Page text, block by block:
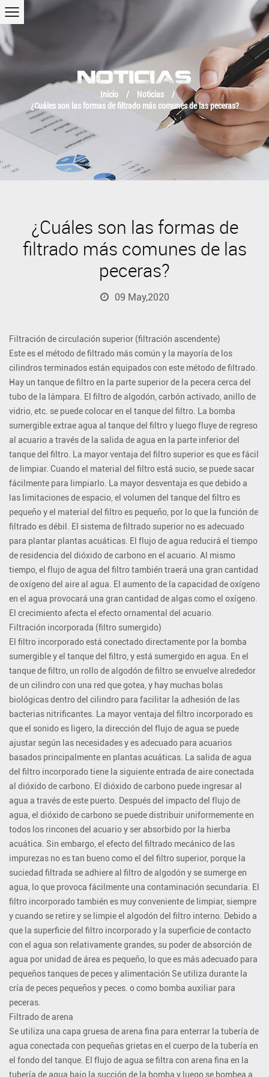
NOTICIAS
Inicio / Noticias
/
¿Cuáles son las formas de filtrado más comunes de las peceras?
¿Cuáles son las formas de
filtrado más comunes de las
peceras?
09 May,2020
Filtración de circulación superior (filtración ascendente)
Este es el método de filtrado más común y la mayoría de los
cilindros terminados están equipados con este método de filtrado.
Hay un tanque de filtro en la parte superior de la pecera cerca del
tubo de la lámpara. El filtro de algodón, carbón activado, anillo de
vidrio, etc. se puede colocar en el tanque del filtro. La bomba
sumergible extrae agua al tanque del filtro y luego fluye de regreso
al acuario a través de la salida de agua en la parte inferior del
tanque del filtro. La mayor ventaja del filtro superior es que es fácil
de limpiar. Cuando el material del filtro está sucio, se puede sacar
fácilmente para limpiarlo. La mayor desventaja es que debido a
las limitaciones de espacio, el volumen del tanque del filtro es
pequeño y el material del filtro es pequeño, por lo que la función de
filtrado es débil. El sistema de filtrado superior no es adecuado
para plantar plantas acuáticas. El flujo de agua reducirá el tiempo
de residencia del dióxido de carbono en el acuario. Al mismo
tiempo, el flujo de agua del filtro también traerá una gran cantidad
de oxígeno del aire al agua. El aumento de la capacidad de oxígeno
en el agua provocará una gran cantidad de algas como el oxígeno.
El crecimiento afecta el efecto ornamental del acuario.
Filtración incorporada (filtro sumergido)
El filtro incorporado está conectado directamente por la bomba
sumergible y el tanque del filtro, y está sumergido en agua. En el
tanque de filtro, un rollo de algodón de filtro se envuelve alrededor
de un cilindro con una red que gotea, y hay muchas bolas
biológicas dentro del cilindro para facilitar la adhesión de las
bacterias nitrificantes. La mayor ventaja del filtro incorporado es
que el sonido es ligero, la dirección del flujo de agua se puede
ajustar según las necesidades y es adecuado para acuarios
basados ​​principalmente en plantas acuáticas. La salida de agua
del filtro incorporado tiene la siguiente entrada de aire conectada
al dióxido de carbono. El dióxido de carbono puede ingresar al
agua a través de este puerto. Después del impacto del flujo de
agua, el dióxido de carbono se puede distribuir uniformemente en
todos los rincones del acuario y ser absorbido por la hierba
acuática. Sin embargo, el efecto del filtrado mecánico de las
impurezas no es tan bueno como el del filtro superior, porque la
suciedad filtrada se adhiere al filtro de algodón y se sumerge en
agua, lo que provoca fácilmente una contaminación secundaria. El
filtro incorporado también es muy conveniente de limpiar, siempre
y cuando se retire y se limpie el algodón del filtro interno. Debido a
que la superficie del filtro incorporado y la superficie de contacto
con el agua son relativamente grandes, su poder de absorción de
agua por unidad de área es pequeño, lo que es más adecuado para
pequeños tanques de peces y alimentación Se utiliza durante la
cría de peces pequeños y peces. o como bomba auxiliar para
peceras.
Filtrado de arena
Se utiliza una capa gruesa de arena fina para enterrar la tubería de
agua conectada con pequeñas grietas en el cuerpo de la tubería en
el fondo del tanque. El flujo de agua se filtra con arena fina en la
tubería de agua bajo la succión de la bomba y luego se bombea a